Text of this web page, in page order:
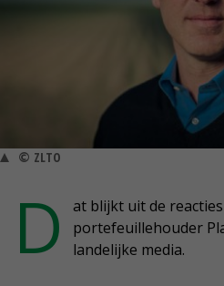
© ZLTO
D
at blijkt uit de
portefeuillehouder
landelijke media.